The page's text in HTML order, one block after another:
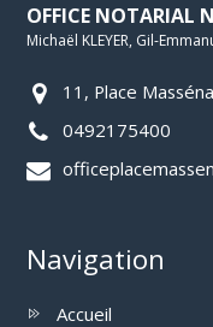
OFFICE NOTARIAL
Michaël KLEYER, Gil-
11, Place
0492175400
Navigation
Accueil